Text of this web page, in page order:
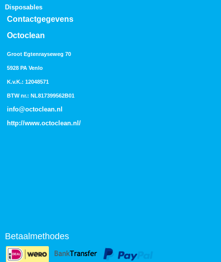
Disposables
Contactgegevens
Octoclean
Groot Egtenrayseweg 70
5928 PA Venlo
K.v.K.: 12048571
BTW nr.: NL817399562B01
info@octoclean.nl
http://www.octoclean.nl /
Betaalmethodes